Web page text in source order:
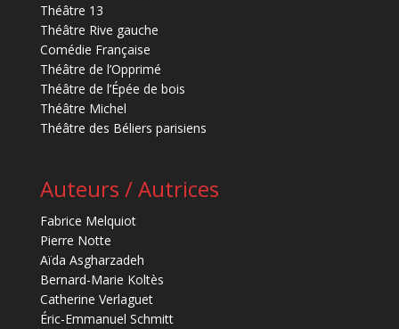
Théâtre 13
Théâtre Rive gauche
Comédie Française
Théâtre de l’Opprimé
Théâtre de l’Épée de bois
Théâtre Michel
Théâtre des Béliers parisiens
Auteurs / Autrices
Fabrice Melquiot
Pierre Notte
Aïda Asgharzadeh
Bernard-Marie Koltès
Catherine Verlaguet
Éric-Emmanuel Schmitt